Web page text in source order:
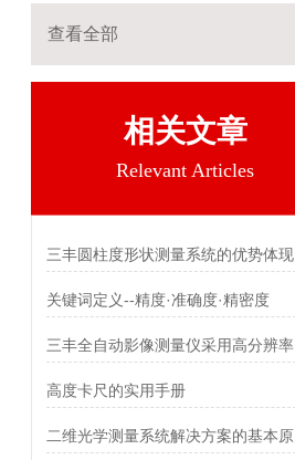
查看全部
相关文章
Relevant Articles
三丰圆柱度形状测量系统的优势体现
关键词定义--精度·准确度·精密度
高度卡尺的实用手册